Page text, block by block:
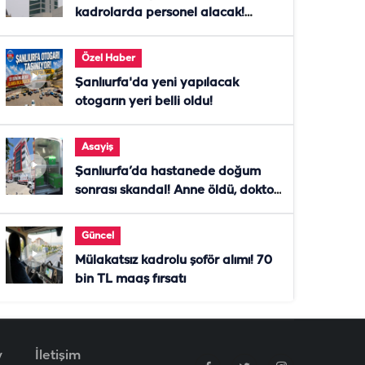
kadrolarda personel alacak!
Özel Haber
Şanlıurfa'da yeni yapılacak
otogarın yeri belli oldu!
Asayiş
Şanlıurfa’da hastanede doğum
sonrası skandal! Anne öldü, doktor
Güncel
Mülakatsız kadrolu şoför alımı! 70
bin TL maaş fırsatı
İletişim